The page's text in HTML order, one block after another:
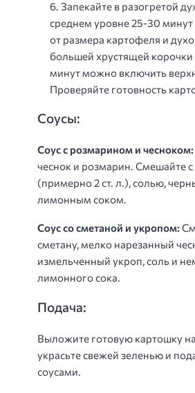
Запекайте в разогретой
среднем уровне 25-30 минут
от размера картофеля и
большей хрустящей корочки
минут можно включить
Проверяйте готовность
Соусы:
Соус с розмарином и чесноком:
чеснок и розмарин. Смешайте
(примерно 2 ст. л.), солью,
лимонным соком.
Соус со сметаной и укропом:
сметану, мелко нарезанный
измельченный укроп, соль и
лимонного сока.
Подача:
Выложите готовую картошку
украсьте свежей зеленью и
соусами.